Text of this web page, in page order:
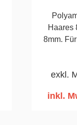
Haares
8mm.
exkl.
inkl.